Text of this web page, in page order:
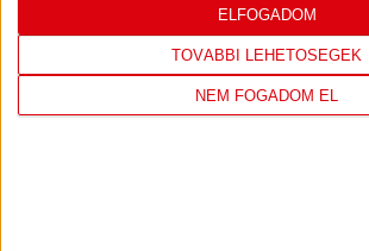
TOVÁBBI LEHETŐSÉGEK
NEM FOGADOM EL
ELFOGADOM